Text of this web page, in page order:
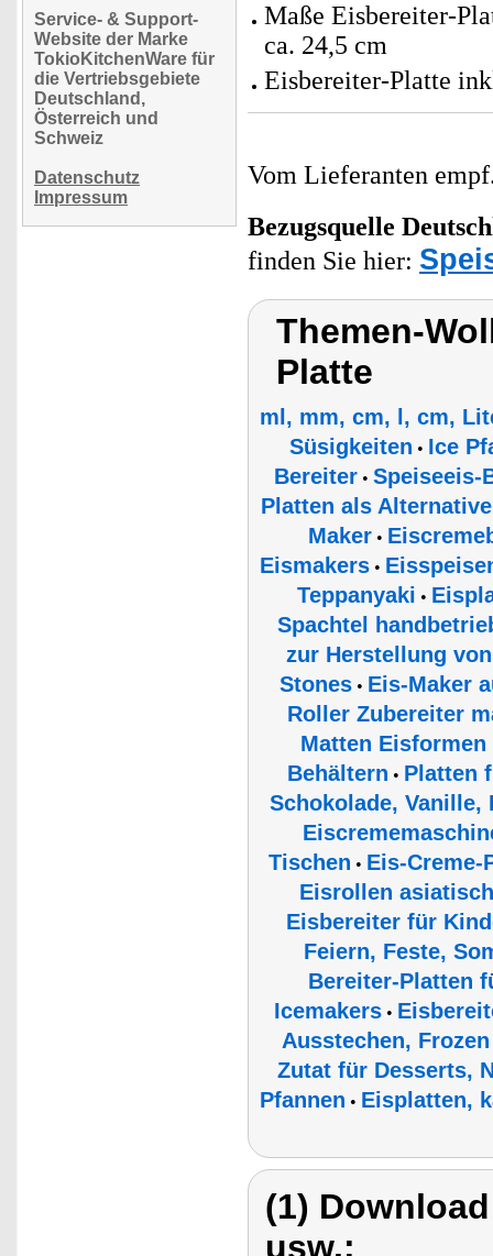
Service- & Support-
Website der Marke
TokioKitchenWare für
die Vertriebsgebiete
Deutschland,
Österreich und
Schweiz
Datenschutz
Impressum
Maße Eisbereiter-
ca. 24,5 cm
Eisbereiter-Platte
Vom Lieferanten
Bezugsquelle
finden Sie hier:
Themen-
Platte
ml, mm, cm, l, cm,
Süsigkeiten • Ice
Bereiter • Speiseeis-
Platten als
Maker•
Eismakers •
Teppanyaki •
Spachtel
zur Herstellung
Stones • Eis-Maker
Roller Zubereiter
Matten Eisformen
Behältern • Platten
Schokolade, Vanille,
Tischen • Eis-
Eisrollen
Eisbereiter für
Feiern, Feste,
Bereiter-Platten
Icemakers •
Ausstechen,
Zutat für Desserts,
Pfannen • Eisplatten,
(1)
usw.: